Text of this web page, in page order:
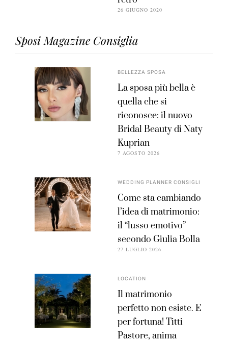
26 GIUGNO 2020
Sposi Magazine Consiglia
BELLEZZA SPOSA
La sposa più bella è
quella che si
riconosce: il nuovo
Bridal Beauty di Naty
Kuprian
7 AGOSTO 2026
WEDDING PLANNER CONSIGLI
Come sta cambiando
l’idea di matrimonio:
il “lusso emotivo”
secondo Giulia Bolla
27 LUGLIO 2026
LOCATION
Il matrimonio
perfetto non esiste. E
per fortuna! Titti
Pastore, anima